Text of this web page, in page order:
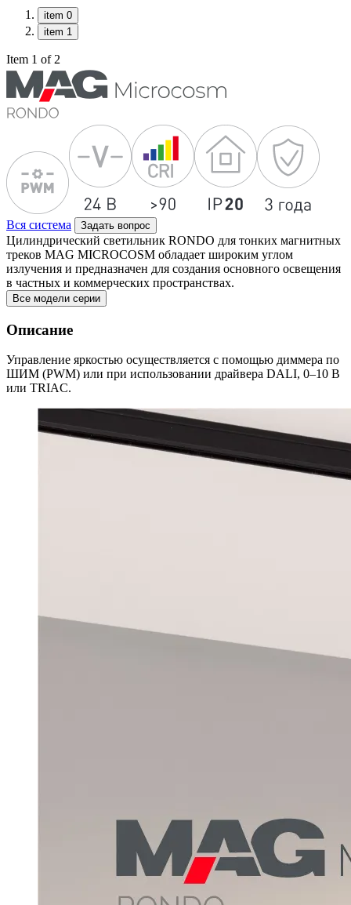
item 0
item 1
Item 1 of 2
Вся система Задать вопрос
Цилиндрический светильник RONDO для тонких магнитных
треков MAG MICROCOSM обладает широким углом
излучения и предназначен для создания основного освещения
в частных и коммерческих пространствах.
Все модели серии
Описание
Управление яркостью осуществляется с помощью диммера по
ШИМ (PWM) или при использовании драйвера DALI, 0–10 В
или TRIAC.